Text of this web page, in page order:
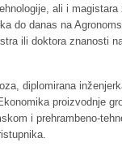
ali i magistara
do danas na
ili doktora znanosti
diplomirana
proizvodnje
i prehrambeno-